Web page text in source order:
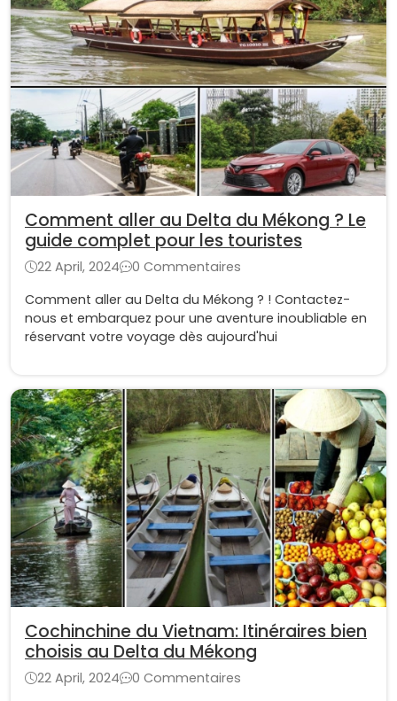
Comment aller au Delta du Mékong ? Le
guide complet pour les touristes
22 April, 2024
0 Commentaires
Comment aller au Delta du Mékong ? ! Contactez-
nous et embarquez pour une aventure inoubliable en
réservant votre voyage dès aujourd'hui
Cochinchine du Vietnam: Itinéraires bien
choisis au Delta du Mékong
22 April, 2024
0 Commentaires